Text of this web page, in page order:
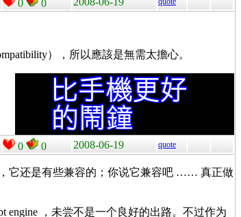
0 0
），所以應該是無需太擔心。
0 0 2008-06-19 quote
它还是有些兼容的；你说它兼容吧 …… 真正做
engine ，未尝不是一个良好的出路。不过作为